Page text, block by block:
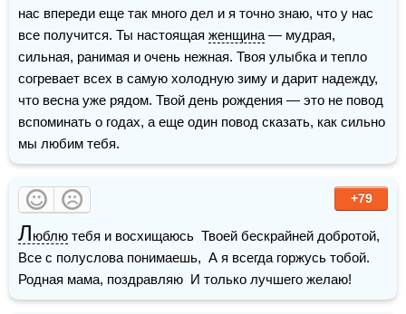
нас впереди еще так много дел и я точно знаю, что у нас
все получится. Ты настоящая женщина — мудрая,
сильная, ранимая и очень нежная. Твоя улыбка и тепло
согревает всех в самую холодную зиму и дарит надежду,
что весна уже рядом. Твой день рождения — это не повод
вспоминать о годах, а еще один повод сказать, как сильно
мы любим тебя.
+79
Люблю тебя и восхищаюсь  Твоей бескрайней добротой,
Все с полуслова понимаешь,  А я всегда горжусь тобой.
Родная мама, поздравляю  И только лучшего желаю!